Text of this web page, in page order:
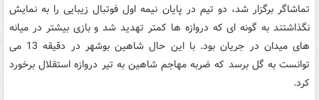
تماشاگر برگزار شد، دو تیم در پایان نیمه اول فوتبال زیبایی را به نمایش
نگذاشتند به گونه ای که دروازه ها کمتر تهدید شد و بازی بیشتر در میانه
های میدان در جریان بود. با این حال شاهین بوشهر در دقیقه 13 می
توانست به گل برسد که ضربه مهاجم شاهین به تیر دروازه استقلال برخورد
کرد.